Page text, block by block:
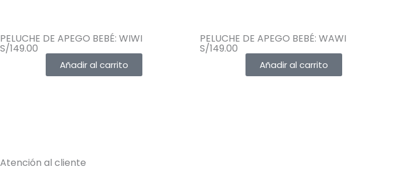
PELUCHE DE APEGO BEBÉ: WIWI
S/149.00
Añadir al carrito
PELUCHE DE APEGO BEBÉ: WAWI
S/149.00
Añadir al carrito
Atención al cliente